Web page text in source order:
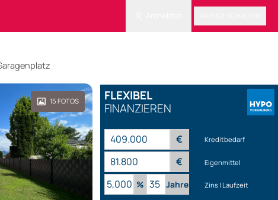
FLEXIBEL
FINANZIEREN
€ Kreditbedarf
€ Eigenmittel
% Jahre Zins | Laufzeit
15FOTOS